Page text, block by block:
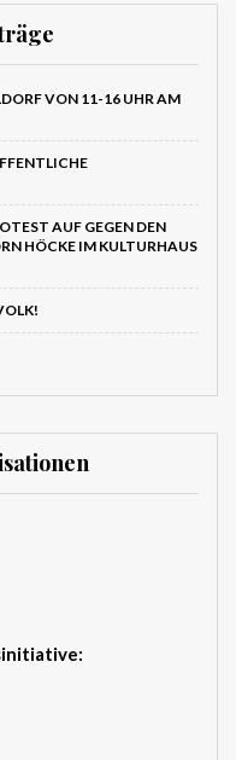
VON 11-16 UHR AM
AUF GEGEN DEN
HÖCKE IM KULTURHAUS